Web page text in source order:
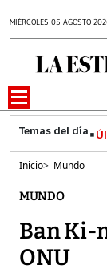
MIÉRCOLES 05 AGOSTO
Inicio> Mundo
MUNDO
Ban Ki-
ONU